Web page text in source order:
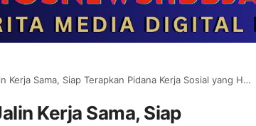
Sama, Siap Terapkan Pidana Kerja Sosial yang Humanis
Kerja Sama, Siap